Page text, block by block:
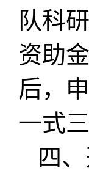
队科
资助
后，
一式三
四